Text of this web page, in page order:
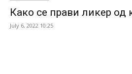
Како се прави ликер од
July 6, 2022 10:25